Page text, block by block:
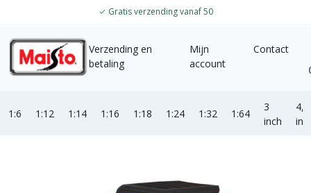
✓ Gratis verzending vanaf 50
Verzending en
betaling
Mijn
account
Contact
1:6 1:12 1:14 1:16 1:18 1:24 1:32 1:64
3
inch
4,5